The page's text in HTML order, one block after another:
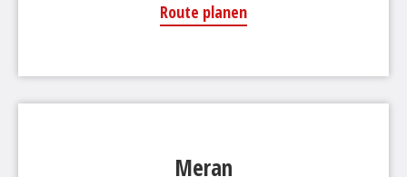
Route planen
Meran